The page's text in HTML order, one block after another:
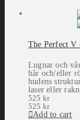
The Perfect V
Lugnar och
hår och/eller
hudens
laser eller
525 kr
525 kr
Add to cart